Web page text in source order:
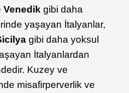
Venedik gibi daha
yaşayan İtalyanlar,
gibi daha yoksul
İtalyanlardan
Kuzey ve
misafirperverlik ve